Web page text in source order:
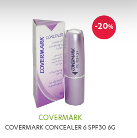
-20%
COVERMARK
COVERMARK CONCEALER 6 SPF30 6G